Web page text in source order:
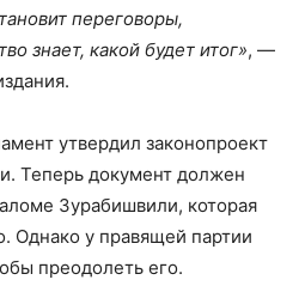
переговоры,
знает, какой будет итог», —
утвердил законопроект
Теперь документ должен
Зурабишвили, которая
Однако у правящей партии
преодолеть его.